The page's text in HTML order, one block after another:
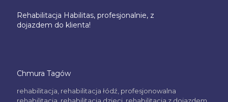
Rehabilitacja Habilitas, profesjonalnie, z
dojazdem do klienta!
Chmura Tagów
rehabilitacja, rehabilitacja łódź, profesjonowalna